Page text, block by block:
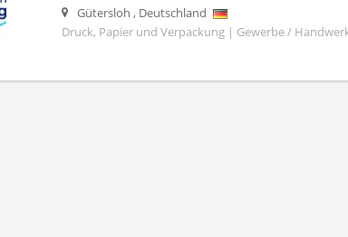
Gütersloh , Deutschland
Druck, Papier und Verpackung | Gewerbe /